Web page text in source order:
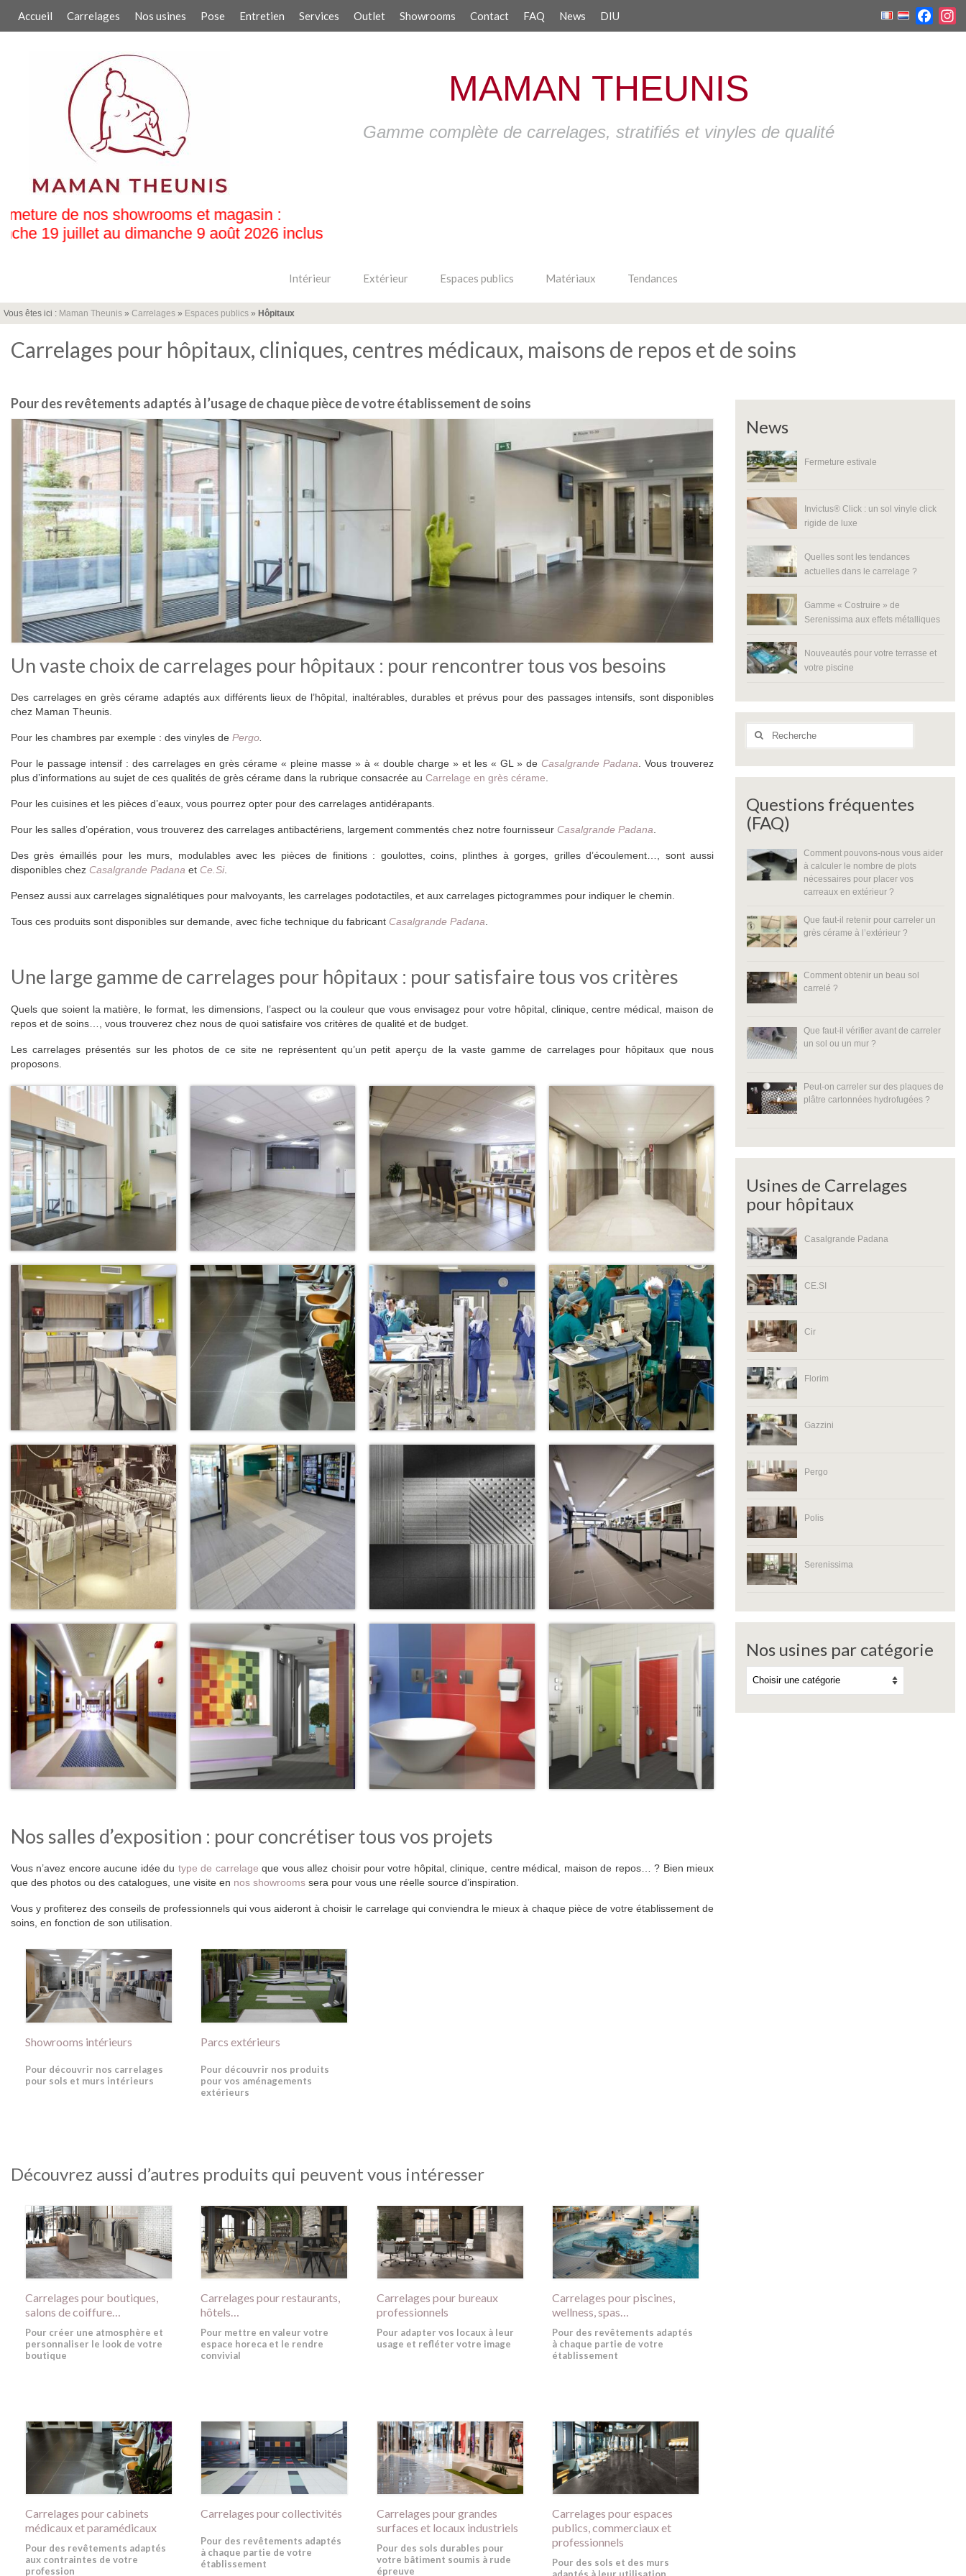
Accueil Carrelages Nos usines Pose Entretien Services Outlet Showrooms Contact FAQ News DIU
MAMAN THEUNIS
Gamme complète de carrelages, stratifiés et vinyles de qualité
:
inclus
Intérieur Extérieur Espaces publics Matériaux Tendances
Vous êtes ici : Maman Theunis » Carrelages » Espaces publics » Hôpitaux
Carrelages pour hôpitaux, cliniques, centres médicaux, maisons de repos et de soins
Pour des revêtements adaptés à l’usage de chaque pièce de votre établissement de soins
Un vaste choix de carrelages pour hôpitaux : pour rencontrer tous vos besoins
Des carrelages en grès cérame adaptés aux différents lieux de l’hôpital, inaltérables, durables et prévus pour des passages intensifs, sont disponibles
chez Maman Theunis.
Pour les chambres par exemple : des vinyles de Pergo
Pour le passage intensif : des carrelages en grès cérame « pleine masse » à « double charge » et les « GL » de Casalgrande Padana . Vous trouverez
plus d’informations au sujet de ces qualités de grès cérame dans la rubrique consacrée au Carrelage en grès cérame
Pour les cuisines et les pièces d’eaux, vous pourrez opter pour des carrelages antidérapants.
Pour les salles d’opération, vous trouverez des carrelages antibactériens, largement commentés chez notre fournisseur Casalgrande Padana
Des grès émaillés pour les murs, modulables avec les pièces de finitions : goulottes, coins, plinthes à gorges, grilles d’écoulement…, sont aussi
disponibles chez Casalgrande Padana et Ce.Si.
Pensez aussi aux carrelages signalétiques pour malvoyants, les carrelages podotactiles, et aux carrelages pictogrammes pour indiquer le chemin.
Tous ces produits sont disponibles sur demande, avec fiche technique du fabricant Casalgrande Padana
Une large gamme de carrelages pour hôpitaux : pour satisfaire tous vos critères
Quels que soient la matière, le format, les dimensions, l’aspect ou la couleur que vous envisagez pour votre hôpital, clinique, centre médical, maison de
repos et de soins…, vous trouverez chez nous de quoi satisfaire vos critères de qualité et de budget.
Les carrelages présentés sur les photos de ce site ne représentent qu’un petit aperçu de la vaste gamme de carrelages pour hôpitaux que nous
proposons.
Nos salles d’exposition : pour concrétiser tous vos projets
Vous n’avez encore aucune idée du type de carrelage que vous allez choisir pour votre hôpital, clinique, centre médical, maison de repos… ? Bien mieux
que des photos ou des catalogues, une visite en nos showrooms sera pour vous une réelle source d’inspiration.
Vous y profiterez des conseils de professionnels qui vous aideront à choisir le carrelage qui conviendra le mieux à chaque pièce de votre établissement de
soins, en fonction de son utilisation.
Showrooms intérieurs
Pour découvrir nos carrelages
pour sols et murs intérieurs
Parcs extérieurs
Pour découvrir nos produits
pour vos aménagements
extérieurs
Découvrez aussi d’autres produits qui peuvent vous intéresser
Carrelages pour boutiques,
salons de coiffure…
Pour créer une atmosphère et
personnaliser le look de votre
boutique
Carrelages pour restaurants,
hôtels…
Pour mettre en valeur votre
espace horeca et le rendre
convivial
Carrelages pour bureaux
professionnels
Pour adapter vos locaux à leur
usage et refléter votre image
Carrelages pour piscines,
wellness, spas…
Pour des revêtements adaptés
à chaque partie de votre
établissement
Carrelages pour cabinets
médicaux et paramédicaux
Pour des revêtements adaptés
aux contraintes de votre
profession
Carrelages pour collectivités
Pour des revêtements adaptés
à chaque partie de votre
établissement
Carrelages pour grandes
surfaces et locaux industriels
Pour des sols durables pour
votre bâtiment soumis à rude
épreuve
Carrelages pour espaces
publics, commerciaux et
professionnels
Pour des sols et des murs
News
Fermeture estivale
Invictus® Click : un sol vinyle click
rigide de luxe
Quelles sont les tendances
actuelles dans le carrelage ?
Gamme « Costruire » de
Serenissima aux effets métalliques
Nouveautés pour votre terrasse et
votre piscine
Questions fréquentes
(FAQ)
Comment pouvons-nous vous aider
à calculer le nombre de plots
nécessaires pour placer vos
carreaux en extérieur ?
Que faut-il retenir pour carreler un
grès cérame à l’extérieur ?
Comment obtenir un beau sol
carrelé ?
Que faut-il vérifier avant de carreler
un sol ou un mur ?
Peut-on carreler sur des plaques de
plâtre cartonnées hydrofugées ?
Usines de Carrelages
pour hôpitaux
Casalgrande Padana
CE.SI
Cir
Florim
Gazzini
Pergo
Polis
Serenissima
Nos usines par catégorie